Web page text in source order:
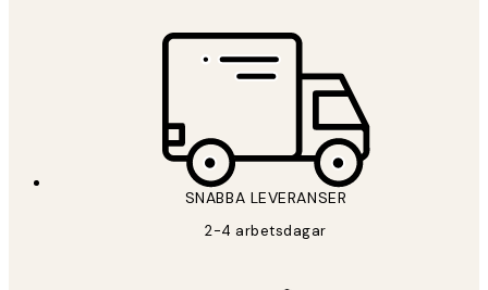
SNABBA LEVERANSER
2-4 arbetsdagar